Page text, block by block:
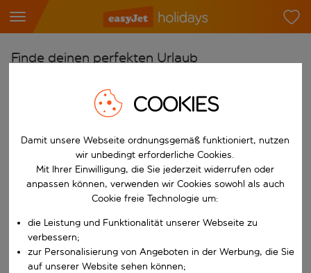
Finde deinen perfekten Urlaub
Flughafen wählen
Beginne mit der Eingabe für die automatische
Reiseziel wählen
Nach
Wähle ein Ab- und Rückflugdatum aus.
Reisezeitraum wählen
Wann
Wer
COOKIES
Damit unsere Webseite ordnungsgemäß funktioniert, nutzen
wir unbedingt erforderliche Cookies.
Mit Ihrer Einwilligung, die Sie jederzeit widerrufen oder
anpassen können, verwenden wir Cookies sowohl als auch
Cookie freie Technologie um:
die Leistung und Funktionalität unserer Webseite zu
verbessern;
zur Personalisierung von Angeboten in der Werbung, die Sie
auf unserer Website sehen können;